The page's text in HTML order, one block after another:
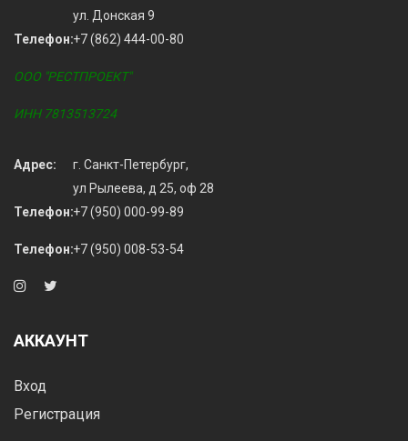
ул. Донская 9
Телефон:+7 (862) 444-00-80
ООО "РЕСТПРОЕКТ"
ИНН 7813513724
Адрес:
г. Санкт-Петербург,
ул Рылеева, д 25, оф 28
Телефон:+7 (950) 000-99-89
Телефон:+7 (950) 008-53-54
АККАУНТ
Вход
Регистрация